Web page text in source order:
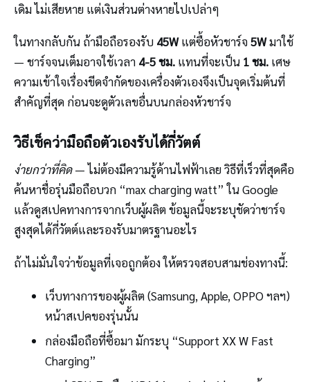
เดิม ไม่เสียหาย แต่เงินส่วนต่างหายไปเปล่าๆ
ในทางกลับกัน ถ้ามือถือรองรับ 45Wแต่ซื้อหัวชาร์จ5Wมาใช้
— ชาร์จจนเต็มอาจใช้เวลา 4-5 ชม. แทนที่จะเป็น 1 ชม. เศษ
ความเข้าใจเรื่องขีดจำกัดของเครื่องตัวเองจึงเป็นจุดเริ่มต้นที่
สำคัญที่สุด ก่อนจะดูตัวเลขอื่นบนกล่องหัวชาร์จ
วิธีเช็คว่ามือถือตัวเองรับได้กี่วัตต์
ง่ายกว่าที่คิด— ไม่ต้องมีความรู้ด้านไฟฟ้าเลย วิธีที่เร็วที่สุดคือ
ค้นหาชื่อรุ่นมือถือบวก “max charging watt” ใน Google
แล้วดูสเปคทางการจากเว็บผู้ผลิต ข้อมูลนี้จะระบุชัดว่าชาร์จ
สูงสุดได้กี่วัตต์และรองรับมาตรฐานอะไร
ถ้าไม่มั่นใจว่าข้อมูลที่เจอถูกต้อง ให้ตรวจสอบสามช่องทางนี้:
เว็บทางการของผู้ผลิต (Samsung, Apple, OPPO ฯลฯ)
หน้าสเปคของรุ่นนั้น
กล่องมือถือที่ซื้อมา มักระบุ “Support XX W Fast
Charging”